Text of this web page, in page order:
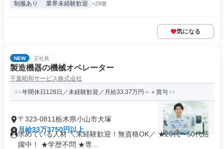
制服あり 業界未経験歓迎 +29個
気になる
NEW 正社員
製造機器の機械オペレーター
千葉昭和サービス株式会社
年間休日128日／未経験歓迎／月給33.37万円～＋賞与
〒323-0811栃木県小山市犬塚
月給33万3750円以上
求めている人材 ＼未経験歓迎！無資格OK／ ★20代〜50代活
躍中！ ★学歴不問 ★専...